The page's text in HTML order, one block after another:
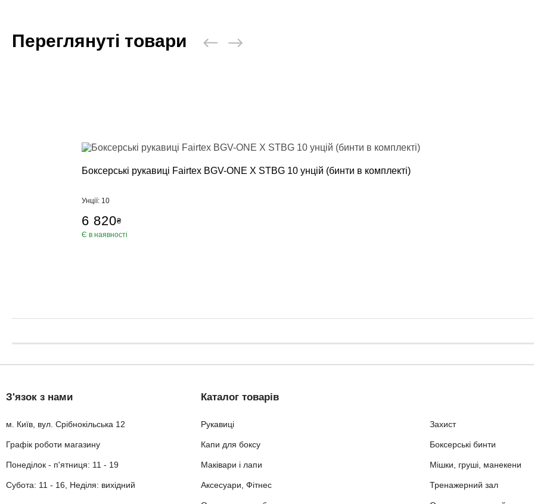
Переглянуті товари
Боксерські рукавиці Fairtex BGV-ONE X STBG 10 унцій (бинти в комплекті)
Унції: 10
6 820₴
Є в наявності
З'язок з нами
м. Київ, вул. Срібнокільська 12
Графік роботи магазину
Понеділок - п'ятниця: 11 - 19
Субота: 11 - 16, Неділя: вихідний
Каталог товарів
Рукавиці Захист
Капи для боксу Боксерські бинти
Маківари і лапи Мішки, груші, манекени
Аксесуари, Фітнес Тренажерний зал